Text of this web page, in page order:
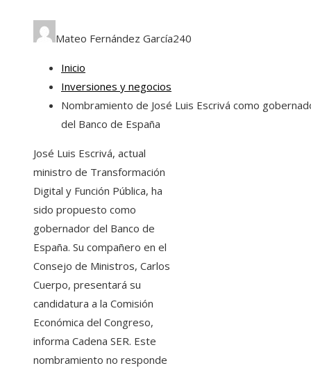
Mateo Fernández García240
Inicio
Inversiones y negocios
Nombramiento de José Luis Escrivá como
del Banco de España
José Luis Escrivá, actual
ministro de Transformación
Digital y Función Pública, ha
sido propuesto como
gobernador del Banco de
España. Su compañero en el
Consejo de Ministros, Carlos
Cuerpo, presentará su
candidatura a la Comisión
Económica del Congreso,
informa Cadena SER. Este
nombramiento no responde